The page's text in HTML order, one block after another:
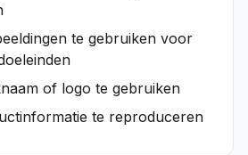
te gebruiken voor
of logo te gebruiken
te reproduceren